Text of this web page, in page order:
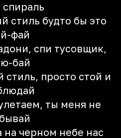
спираль
стиль будто бы это
фай
спи тусовщик,
бай
просто стой и
ты меня не
на черном небе нас